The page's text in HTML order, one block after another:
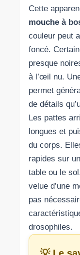
Cette
mouche à
couleur peut
foncé.
presque
à l’œil nu.
permet
de détails
Les pattes
longues et
du corps.
rapides sur
table ou le
velue d’une
pas
drosophiles.